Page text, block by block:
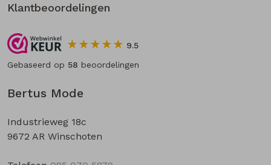
Bertus Mode
Industrieweg 18c
9672 AR Winschoten
Klantbeoordelingen
9.5
Gebaseerd op 58 beoordelingen